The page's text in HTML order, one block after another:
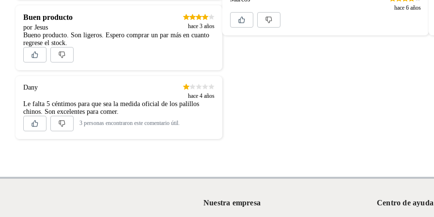
Buen producto
por Jesus hace 3 años
Bueno producto. Son ligeros. Espero comprar un par más en cuanto
regrese el stock.
Dany
hace 4 años
Le falta 5 céntimos para que sea la medida oficial de los palillos
chinos. Son excelentes para comer.
3 personas encontraron este comentario útil.
hace 6 años
Nuestra empresa Centro de ayuda